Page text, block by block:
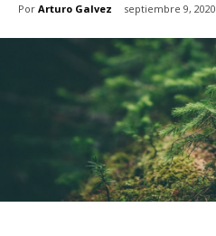
Por Arturo Galvez septiembre 9, 2020